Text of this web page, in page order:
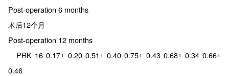
Post-operation 6 months
术后12个月
Post-operation 12 months
PRK 16 0.17± 0.20 0.51± 0.40 0.75± 0.43 0.68± 0.34 0.66±
0.46